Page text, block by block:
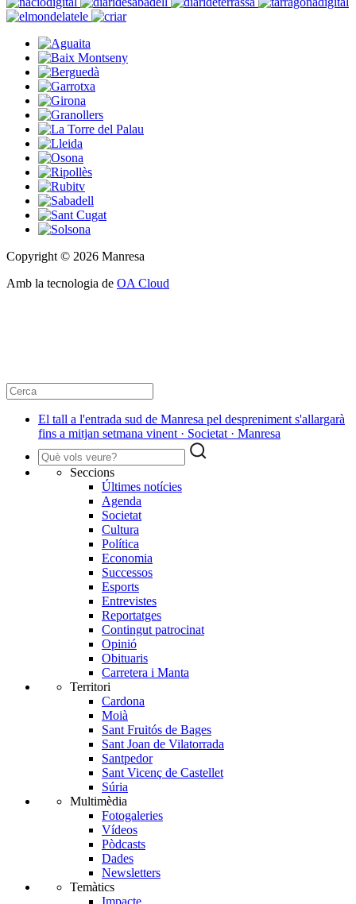
Copyright © 2026 Manresa
Amb la tecnologia de OA Cloud
El tall a l'entrada sud de Manresa pel despreniment s'allargarà
fins a mitjan setmana vinent · Societat · Manresa
Seccions
Últimes notícies
Agenda
Societat
Cultura
Política
Economia
Successos
Esports
Entrevistes
Reportatges
Contingut patrocinat
Opinió
Obituaris
Carretera i Manta
Territori
Cardona
Moià
Sant Fruitós de Bages
Sant Joan de Vilatorrada
Santpedor
Sant Vicenç de Castellet
Súria
Multimèdia
Fotogaleries
Vídeos
Pòdcasts
Dades
Newsletters
Temàtics
Impacte